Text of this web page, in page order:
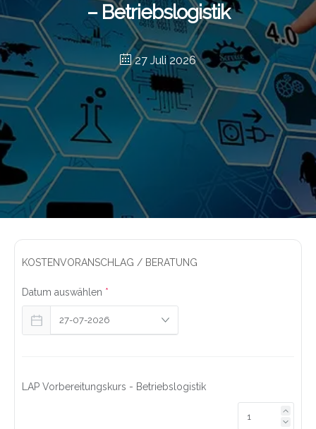
– Betriebslogistik
27 Juli 2026
KOSTENVORANSCHLAG / BERATUNG
Datum auswählen *
LAP Vorbereitungskurs - Betriebslogistik
Link
Link